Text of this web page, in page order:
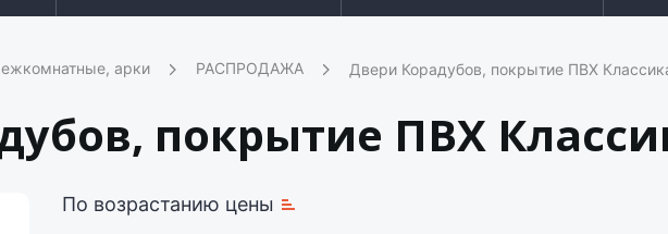
арки РАСПРОДАЖА Двери Корадубов, покрытие ПВХ
покрытие ПВХ
По возрастанию цены